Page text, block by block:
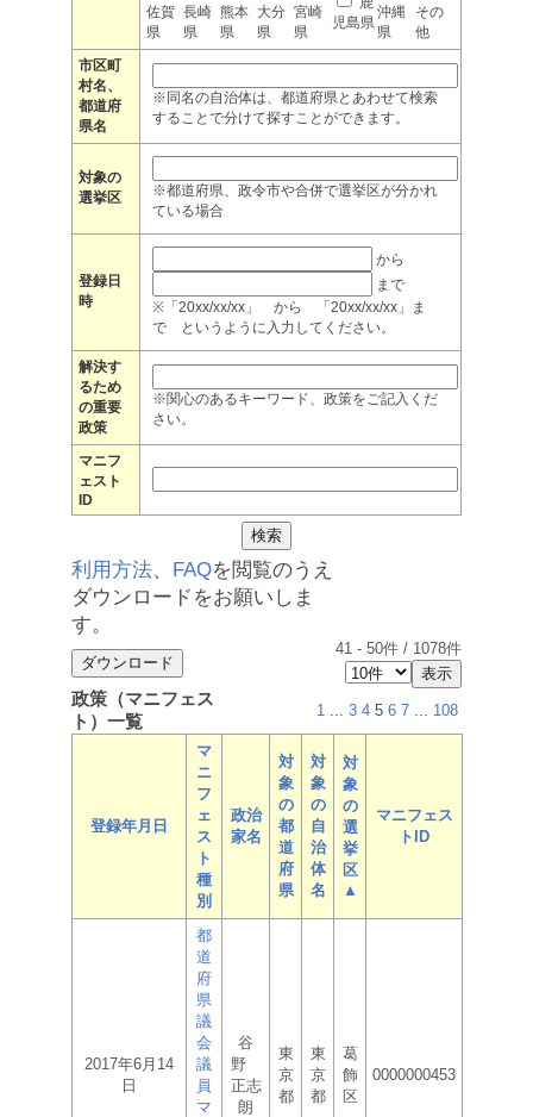
佐賀
県
長崎
県
熊本
県
大分
県
宮崎
県
児島県
沖縄
県
その
他
市区町
村名、
都道府
県名
※同名の自治体は、都道府県とあわせて検索
することで分けて探すことができます。
対象の
選挙区
※都道府県、政令市や合併で選挙区が分かれ
ている場合
登録日
時
から
まで
※「20xx/xx/xx」 から 「20xx/xx/xx」ま
で というように入力してください。
解決す
るため
の重要
政策
※関心のあるキーワード、政策をご記入くだ
さい。
マニフ
ェスト
ID
利用方法、 FAQを閲覧のうえ
ダウンロードをお願いしま
す。
41 - 50件 / 1078件
政策（マニフェス
ト）一覧
1 ... 3 4 5 6 7 ... 108
登録年月日
マ
ニ
フ
ェ
ス
ト
種
別
政治
家名
対
象
の
都
道
府
県
対
象
の
自
治
体
名
対
象
の
選
挙
区
▲
マニフェス
トID
2017年6月14
日
都
道
府
県
議
会
議
員
マ
谷
野
正志
朗
東
京
都
東
京
都
葛
飾
区
0000000453